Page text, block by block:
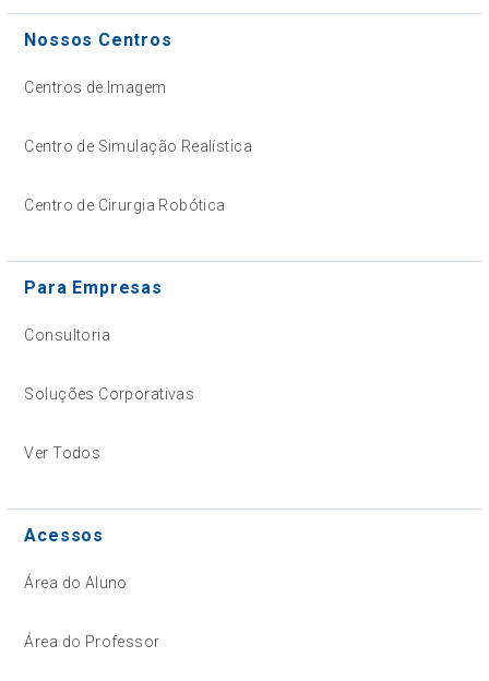
Nossos Centros
Centros de Imagem
Centro de Simulação Realística
Centro de Cirurgia Robótica
Para Empresas
Consultoria
Soluções Corporativas
Ver Todos
Acessos
Área do Aluno
Área do Professor